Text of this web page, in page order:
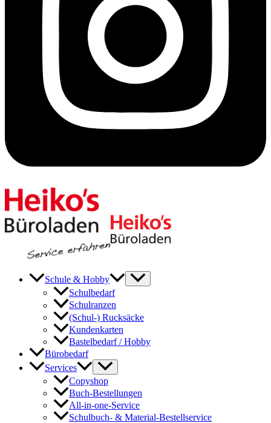
Schule & Hobby
Menü
umschalten
Schulbedarf
Schulranzen
(Schul-) Rucksäcke
Kundenkarten
Bastelbedarf / Hobby
Bürobedarf
Services
Menü
umschalten
Copyshop
Buch-Bestellungen
All-in-one-Service
Schulbuch- & Material-Bestellservice